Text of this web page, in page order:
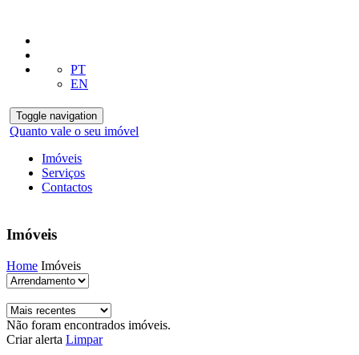
PT
EN
Toggle navigation
Quanto vale o seu imóvel
Imóveis
Serviços
Contactos
Imóveis
Home Imóveis
Não foram encontrados imóveis.
Criar alerta Limpar